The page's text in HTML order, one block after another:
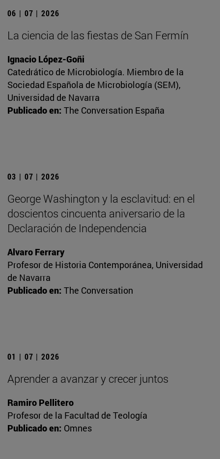
06 | 07 | 2026
La ciencia de las fiestas de San Fermín
Ignacio López-Goñi
Catedrático de Microbiología. Miembro de la
Sociedad Española de Microbiología (SEM),
Universidad de Navarra
Publicado en: The Conversation España
03 | 07 | 2026
George Washington y la esclavitud: en el
doscientos cincuenta aniversario de la
Declaración de Independencia
Alvaro Ferrary
Profesor de Historia Contemporánea, Universidad
de Navarra
Publicado en: The Conversation
01 | 07 | 2026
Aprender a avanzar y crecer juntos
Ramiro Pellitero
Profesor de la Facultad de Teología
Publicado en: Omnes